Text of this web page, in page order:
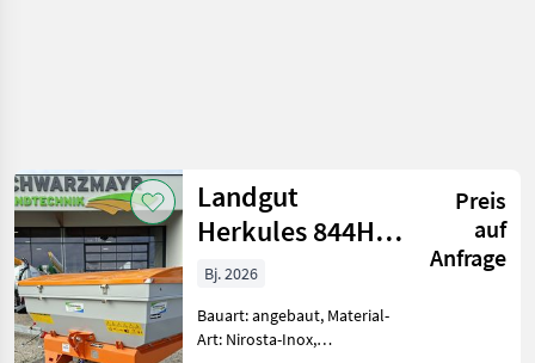
Landgut
Herkules 844H
Inox-F
Preis
auf
Anfrage
Bj. 2026
Bauart: angebaut, Material-
Art: Nirosta-Inox,